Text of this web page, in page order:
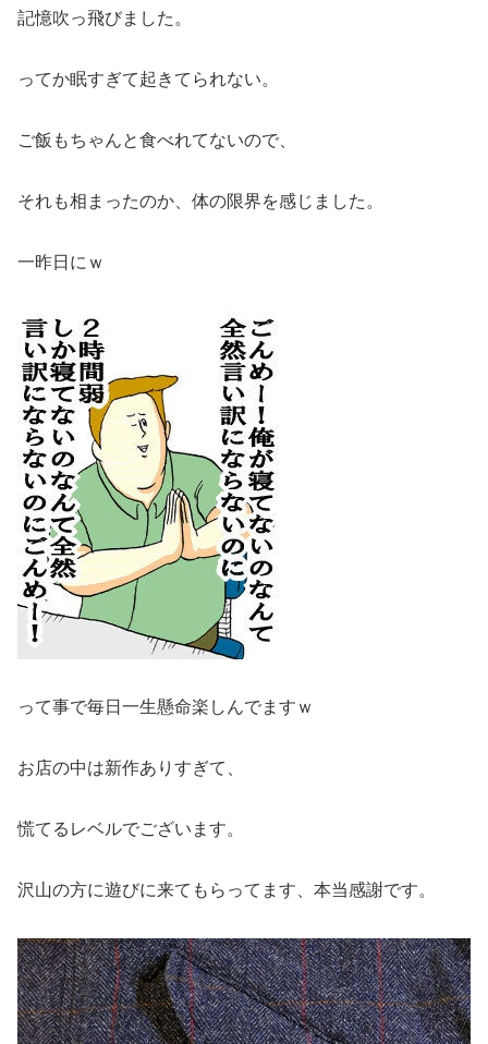
記憶吹っ飛びました。
ってか眠すぎて起きてられない。
ご飯もちゃんと食べれてないので、
それも相まったのか、体の限界を感じました。
一昨日にｗ
って事で毎日一生懸命楽しんでますｗ
お店の中は新作ありすぎて、
慌てるレベルでございます。
沢山の方に遊びに来てもらってます、本当感謝です。